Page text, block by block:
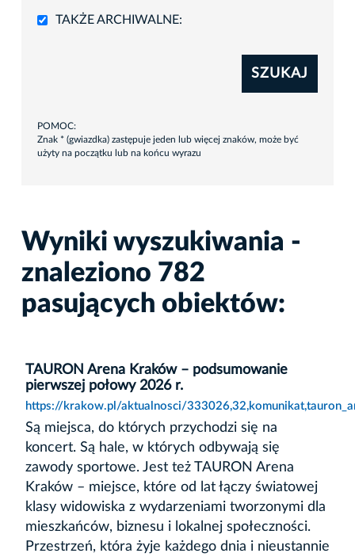
TAKŻE ARCHIWALNE:
SZUKAJ
POMOC:
Znak * (gwiazdka) zastępuje jeden lub więcej znaków, może być
użyty na początku lub na końcu wyrazu
Wyniki wyszukiwania -
znaleziono 782
pasujących obiektów:
TAURON Arena Kraków – podsumowanie
pierwszej połowy 2026 r.
https://krakow.pl/aktualnosci/
Są miejsca, do których przychodzi się na
koncert. Są hale, w których odbywają się
zawody sportowe. Jest też TAURON Arena
Kraków – miejsce, które od lat łączy światowej
klasy widowiska z wydarzeniami tworzonymi dla
mieszkańców, biznesu i lokalnej społeczności.
Przestrzeń, która żyje każdego dnia i nieustannie